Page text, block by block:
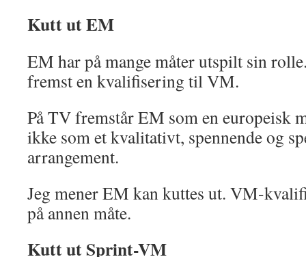
Kutt ut EM
EM har på mange måter utspilt sin
fremst en kvalifisering til VM.
På TV fremstår EM som en europeisk
ikke som et kvalitativt, spennende og
arrangement.
Jeg mener EM kan kuttes ut. VM-
på annen måte.
Kutt ut Sprint-VM